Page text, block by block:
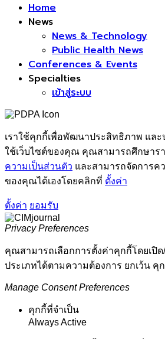
Home
News
News & Technology
Public Health News
Conferences & Events
Specialties
เข้าสู่ระบบ
เราใช้คุกกี้เพื่อพัฒนาประสิทธิภาพ แล
ใช้เว็บไซต์ของคุณ คุณสามารถศึกษารา
ความเป็นส่วนตัว และสามารถจัดการค
ของคุณได้เองโดยคลิกที่ ตั้งค่า
ตั้งค่า ยอมรับ
Privacy Preferences
คุณสามารถเลือกการตั้งค่าคุกกี้โดยเปิ
ประเภทได้ตามความต้องการ ยกเว้น คุ
Manage Consent Preferences
คุกกี้ที่จำเป็น
Always Active